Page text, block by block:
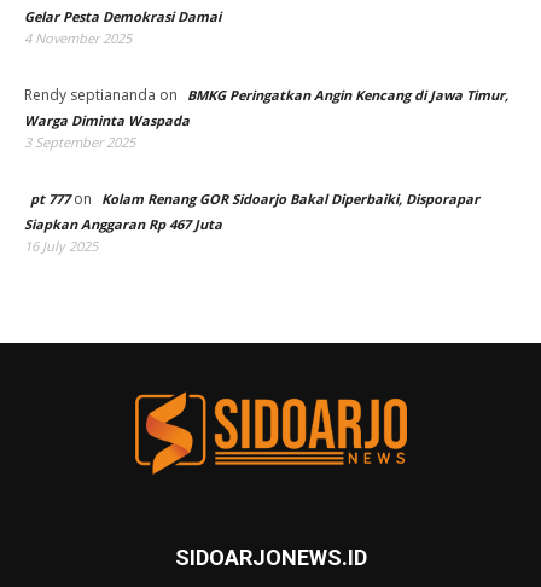
Gelar Pesta Demokrasi Damai
4 November 2025
Rendy septiananda on
BMKG Peringatkan Angin Kencang di Jawa Timur,
Warga Diminta Waspada
3 September 2025
pt 777on
Kolam Renang GOR Sidoarjo Bakal Diperbaiki, Disporapar
Siapkan Anggaran Rp 467 Juta
16 July 2025
SIDOARJONEWS.ID